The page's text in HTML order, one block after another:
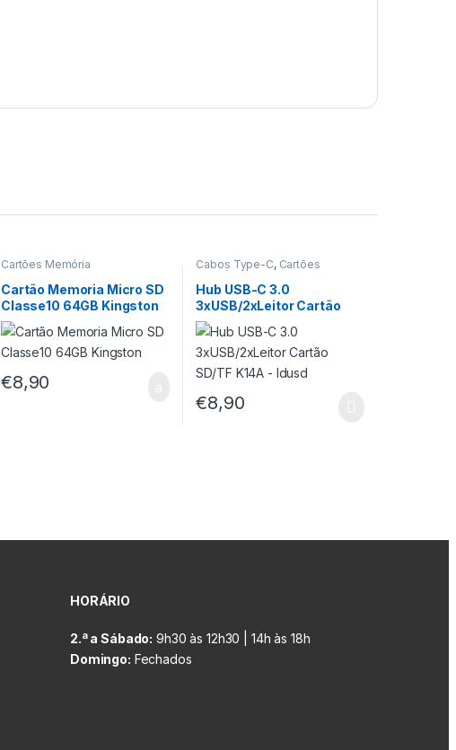
Cartões Memória
Cartão Memoria Micro SD
Classe10 64GB Kingston
€8,90
Cabos Type-C, Cartões
Memória
Hub USB-C 3.0
3xUSB/2xLeitor Cartão
SD/TF K14A – Idusd
€8,90
HORÁRIO
2.ª a Sábado: 9h30 às 12h30 | 14h às 18h
Domingo: Fechados